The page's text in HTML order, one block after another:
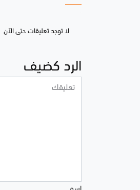
لا توجد تعليقات حتى الآن
الرد كضيف
اسم